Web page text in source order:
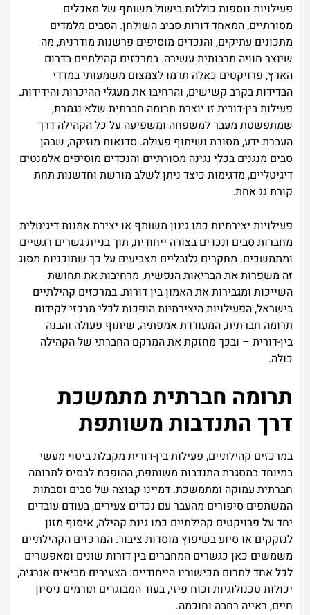
פעילויות נוספות כוללות בישול משותף של מאכלים
מסורתיים, המאחד דורות סביב השולחן. הסבים מלמדים
מתכונים עתיקים, והנכדים מוסיפים פרשנות מודרנית, מה
שיוצר חוויה תרבותית עשירה. במרכזים קהילתיים בדרום
הארץ, פרויקטים כאלה תרמו לצמצום משמעותי במדדי
הבדידות בקרב קשישים, והרחיבו את מעגלי ההיכרות והידידות.
פעילות בין-דורית זו יוצרת תרומה חברתית שלא נגמרת,
שמתפשטת מעבר למשפחה ומשפיעה על כל הקהילה דרך
העברת ידע, מסורת ושיתוף פעולה. סדנאות מוזיקה, שבהן
סבים מנגנים בכלי נגינה מסורתיים והנכדים מוסיפים אלמנטים
דיגיטליים, מדגימות כיצד ניתן לשלב מורשת וחדשנות תחת
קורת גג אחת.
פעילויות יצירתיות כמו גינון משותף או יצירת אמנות דיגיטלית
מחברות סבים ונכדים בצורה ייחודית, תוך בניית גשרים רגשיים
ומתמשכים. מחקרים גלובליים מצביעים על כך שתוכניות מסוג
זה משפרות את הבריאות הנפשית, מרחיבות את תחושת
השייכות ומגבירות את האמון בין דורות. במרכזים קהילתיים
בישראל, הפעילויות היצירתיות הופכות לכלי מרכזי לקידום
תרומה חברתית, המעודדת אמפתיה, שיתוף פעולה והבנה
בין-דורית – ובכך מחזקת את המרקם החברתי של הקהילה
כולה.
תרומה חברתית מתמשכת
דרך התנדבות משותפת
במרכזים קהילתיים, פעילות בין-דורית מקבלת ביטוי מעשי
במיוחד במסגרת התנדבות משותפת, ההופכת לבסיס לתרומה
חברתית עמוקה ומתמשכת. דמיינו קבוצה של סבים וסבתות
המשתפים סיפורים מהעבר עם נכדים צעירים, בעודם עובדים
יחד על פרויקטים קהילתיים כמו גינת קהילה, איסוף מזון
לנזקקים או סיוע בשיפוץ מוסדות ציבור. המרכזים הקהילתיים
משמשים כאן כגשרים המחברים בין דורות שונים ומאפשרים
לכל אחד לתרום מכישוריו הייחודיים: הצעירים מביאים אנרגיה,
יכולות טכנולוגיות וכוח פיזי, בעוד המבוגרים תורמים ניסיון
חיים, ראייה רחבה וחוכמה.